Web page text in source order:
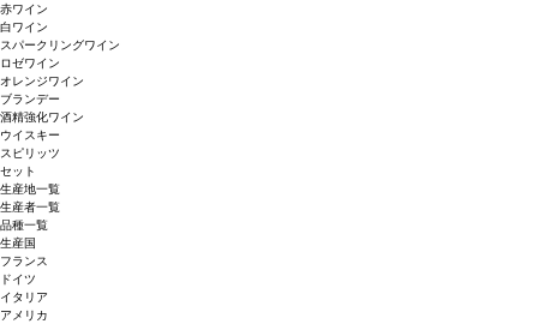
赤ワイン
白ワイン
スパークリングワイン
ロゼワイン
オレンジワイン
ブランデー
酒精強化ワイン
ウイスキー
スピリッツ
セット
生産地一覧
生産者一覧
品種一覧
生産国
フランス
ドイツ
イタリア
アメリカ